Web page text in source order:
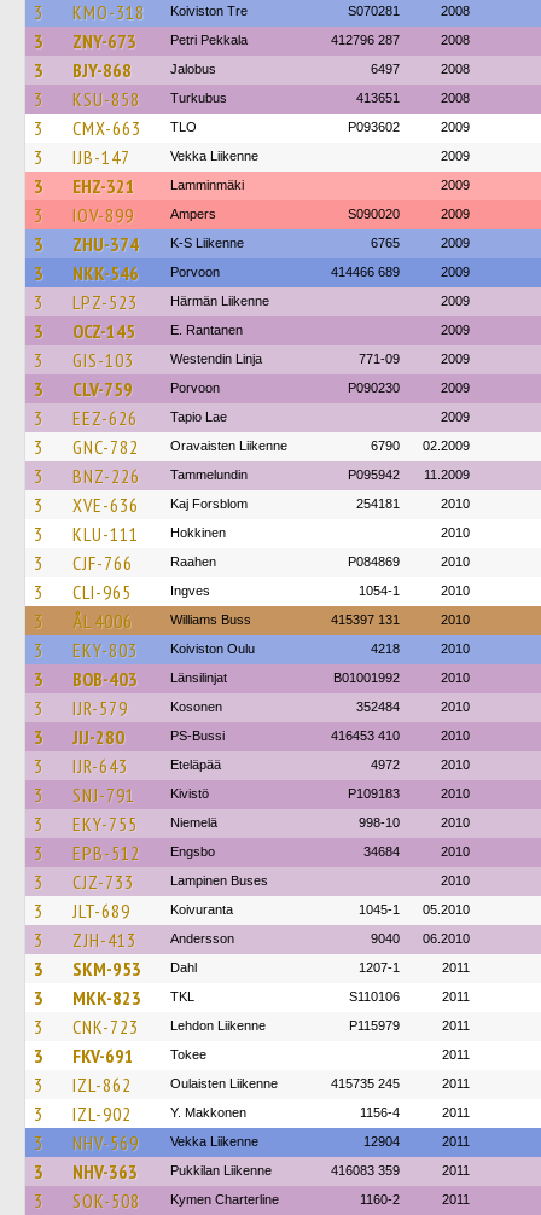
3 KMO-318 Koiviston Tre S070281 2008
3 ZNY-673 Petri Pekkala 412796 287 2008
3 BJY-868 Jalobus 6497 2008
3 KSU-858 Turkubus 413651 2008
3 CMX-663 TLO P093602 2009
3 IJB-147 Vekka Liikenne 2009
3 EHZ-321 Lamminmäki 2009
3 IOV-899 Ampers S090020 2009
3 ZHU-374 K-S Liikenne 6765 2009
3 NKK-546 Porvoon 414466 689 2009
3 LPZ-523 Härmän Liikenne 2009
3 OCZ-145 E. Rantanen 2009
3 GIS-103 Westendin Linja 771-09 2009
3 CLV-759 Porvoon P090230 2009
3 EEZ-626 Tapio Lae 2009
3 GNC-782 Oravaisten Liikenne 6790 02.2009
3 BNZ-226 Tammelundin P095942 11.2009
3 XVE-636 Kaj Forsblom 254181 2010
3 KLU-111 Hokkinen 2010
3 CJF-766 Raahen P084869 2010
3 CLI-965 Ingves 1054-1 2010
3 ÅL 4006 Williams Buss 415397 131 2010
3 EKY-803 Koiviston Oulu 4218 2010
3 BOB-403 Länsilinjat B01001992 2010
3 IJR-579 Kosonen 352484 2010
3 JIJ-280 PS-Bussi 416453 410 2010
3 IJR-643 Eteläpää 4972 2010
3 SNJ-791 Kivistö P109183 2010
3 EKY-755 Niemelä 998-10 2010
3 EPB-512 Engsbo 34684 2010
3 CJZ-733 Lampinen Buses 2010
3 JLT-689 Koivuranta 1045-1 05.2010
3 ZJH-413 Andersson 9040 06.2010
3 SKM-953 Dahl 1207-1 2011
3 MKK-823 TKL S110106 2011
3 CNK-723 Lehdon Liikenne P115979 2011
3 FKV-691 Tokee 2011
3 IZL-862 Oulaisten Liikenne 415735 245 2011
3 IZL-902 Y. Makkonen 1156-4 2011
3 NHV-569 Vekka Liikenne 12904 2011
3 NHV-363 Pukkilan Liikenne 416083 359 2011
3 SOK-508 Kymen Charterline 1160-2 2011